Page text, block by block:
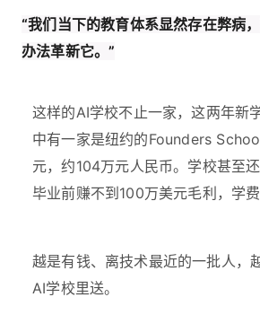
“我们当下的教育体系显然存在弊病
办法革新它。”
这样的AI学校不止一家，这两年新
中有一家是纽约的Founders
元，约104万元人民币。学校甚至
毕业前赚不到100万美元毛利，学费
越是有钱、离技术最近的一批人，
AI学校里送。